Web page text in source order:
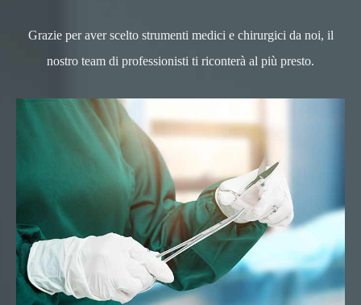
Grazie per aver scelto strumenti medici e chirurgici da noi, il
nostro team di professionisti ti riconterà al più presto.